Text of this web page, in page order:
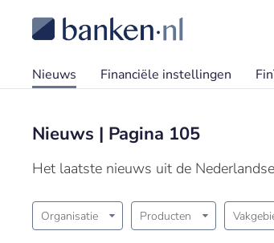
Nieuws Financiële instellingen
Nieuws | Pagina 105
Het laatste nieuws uit de
Organisatie Producten